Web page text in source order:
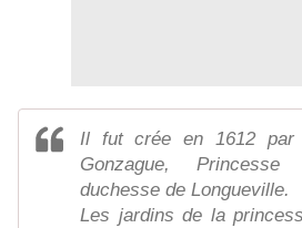
Il fut crée en 1612 par
Gonzague,
duchesse de Longueville.
Les jardins de la